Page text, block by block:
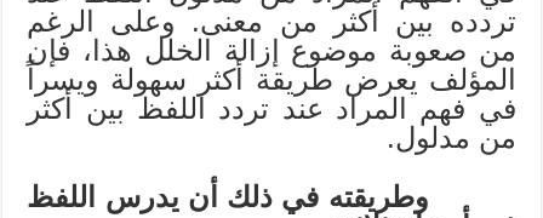
تردده بين أكثر من معنى. وعلى الرغم
من صعوبة موضوع إزالة الخلل هذا، فإن
المؤلف يعرض طريقة أكثر سهولة ويسراً
في فهم المراد عند تردد اللفظ بين أكثر
من مدلول.
وطريقته في ذلك أن يدرس اللفظ